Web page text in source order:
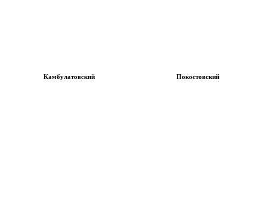
Камбулатовский Покостовский